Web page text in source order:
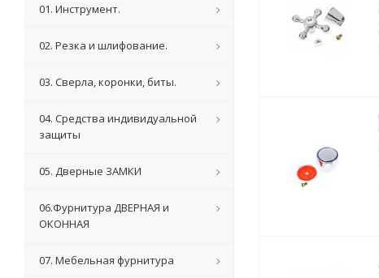
01. Инструмент.
02. Резка и шлифование.
03. Сверла, коронки, биты.
04. Средства индивидуальной
защиты
05. Дверные ЗАМКИ
06.Фурнитура ДВЕРНАЯ и
ОКОННАЯ
07. Мебельная фурнитура